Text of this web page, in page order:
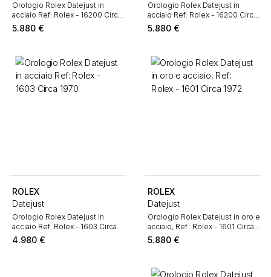
Orologio Rolex Datejust in
acciaio Ref: Rolex - 16200 Circa
2001
5.880 €
Orologio Rolex Datejust in
acciaio Ref: Rolex - 16200 Circa
1997
5.880 €
ROLEX
Datejust
Orologio Rolex Datejust in
acciaio Ref: Rolex - 1603 Circa
1970
4.980 €
ROLEX
Datejust
Orologio Rolex Datejust in oro e
acciaio, Ref.: Rolex - 1601 Circa
1972
5.880 €